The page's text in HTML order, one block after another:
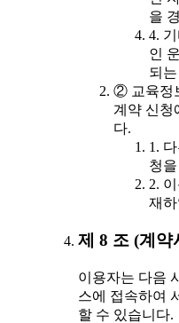
을
4.
인
되
② 교육정
계약 신청
다.
1.
청
2.
재하
제 8 조 (계약
이용자는 다음
스에 접속하여
할 수 있습니다.